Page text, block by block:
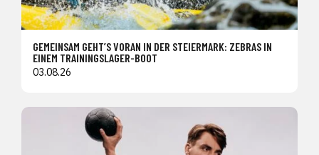
GEMEINSAM GEHT’S VORAN IN DER STEIERMARK: ZEBRAS IN
EINEM TRAININGSLAGER-BOOT
03.08.26